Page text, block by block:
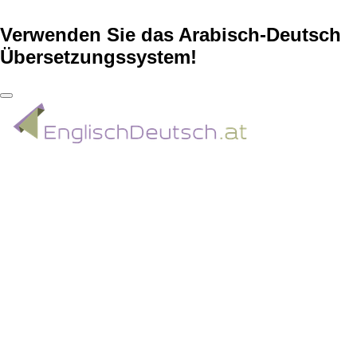
Verwenden Sie das Arabisch-Deutsch
Übersetzungssystem!